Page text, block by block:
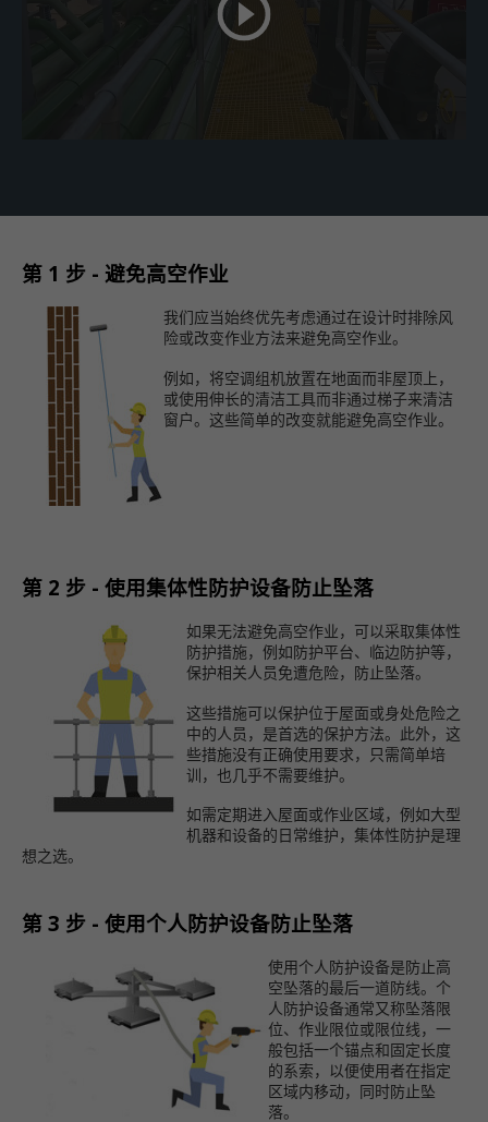
第 1 步 - 避免高空作业
我们应当始终优先考虑通过在设计时排除风
险或改变作业方法来避免高空作业。
例如，将空调组机放置在地面而非屋顶上，
或使用伸长的清洁工具而非通过梯子来清洁
窗户。这些简单的改变就能避免高空作业。
第 2 步 - 使用集体性防护设备防止坠落
如果无法避免高空作业，可以采取集体性
防护措施，例如防护平台、临边防护等，
保护相关人员免遭危险，防止坠落。
这些措施可以保护位于屋面或身处危险之
中的人员，是首选的保护方法。此外，这
些措施没有正确使用要求，只需简单培
训，也几乎不需要维护。
如需定期进入屋面或作业区域，例如大型
机器和设备的日常维护，集体性防护是理
想之选。
第 3 步 - 使用个人防护设备防止坠落
使用个人防护设备是防止高
空坠落的最后一道防线。个
人防护设备通常又称坠落限
位、作业限位或限位线，一
般包括一个锚点和固定长度
的系索，以便使用者在指定
区域内移动，同时防止坠
落。